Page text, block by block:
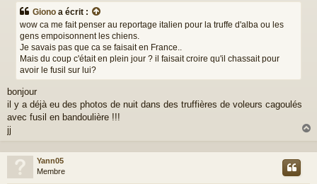
s
Giono a écrit :
wow ca me fait penser au reportage italien pour la truffe d'alba ou les
gens empoisonnent les chiens.
Je savais pas que ca se faisait en France..
Mais du coup c'était en plein jour ? il faisait croire qu'il chassait pour
avoir le fusil sur lui?
bonjour
il y a déjà eu des photos de nuit dans des truffières de voleurs cagoulés
avec fusil en bandoulière !!!
jj
u
Yann05
Membre